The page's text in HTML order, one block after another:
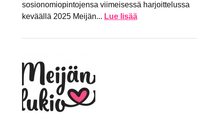
sosionomiopintojensa viimeisessä harjoittelussa
keväällä 2025 Meijän... Lue lisää